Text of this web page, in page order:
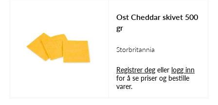
Ost Cheddar skivet 500
gr
Storbritannia
Registrer deg eller logg inn
for å se priser og bestille
varer.